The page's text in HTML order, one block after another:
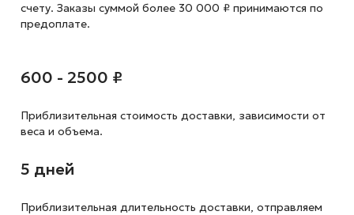
счету. Заказы суммой более 30 000 ₽ принимаются по
предоплате.
600 - 2500 ₽
Приблизительная стоимость доставки, зависимости от
веса и объема.
5 дней
Приблизительная длительность доставки, отправляем